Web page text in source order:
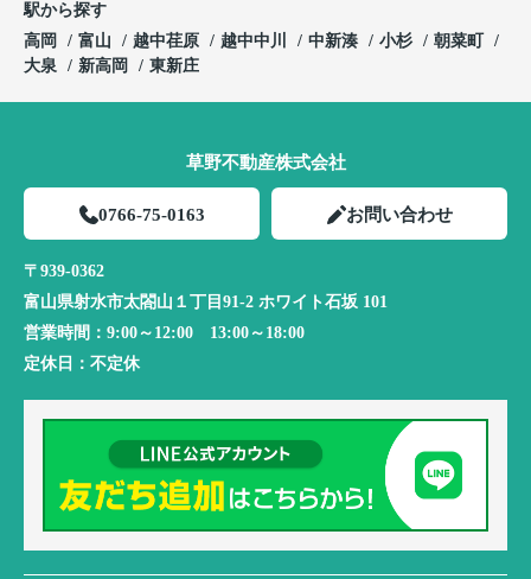
駅から探す
高岡
富山 越中荏原 越中中川 中新湊 小杉
朝菜町
大泉
新高岡 東新庄
草野不動産株式会社
0766-75-0163 お問い合わせ
〒939-0362
富山県射水市太閤山１丁目91-2 ホワイト石坂 101
営業時間： 9:00～12:00 13:00～18:00
定休日： 不定休